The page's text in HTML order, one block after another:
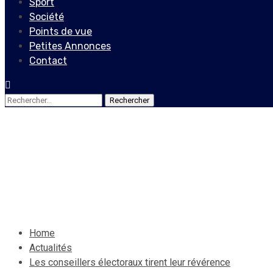
Société
Points de vue
Petites Annonces
Contact
Rechercher :
Home
Actualités
Les conseillers électoraux tirent leur révérence